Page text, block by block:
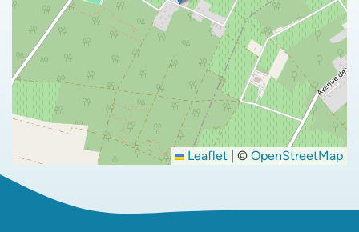
Leaflet | © OpenStreetMap